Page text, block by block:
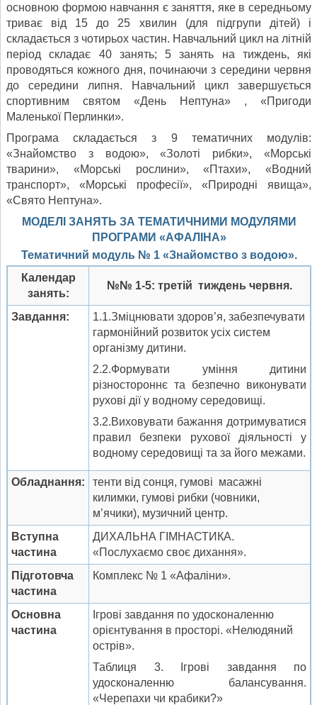
основною формою навчання є заняття, яке в середньому
триває від 15 до 25 хвилин (для підгрупи дітей) і
складається з чотирьох частин. Навчальний цикл на літній
період складає 40 занять; 5 занять на тиждень, які
проводяться кожного дня, починаючи з середини червня
до середини липня. Навчальний цикл завершується
спортивним святом «День Нептуна» , «Пригоди
Маленької Перлинки».
Програма складається з 9 тематичних модулів:
«Знайомство з водою», «Золоті рибки», «Морські
тварини», «Морські рослини», «Птахи», «Водний
транспорт», «Морські професії», «Природні явища»,
«Свято Нептуна».
МОДЕЛІ ЗАНЯТЬ ЗА ТЕМАТИЧНИМИ МОДУЛЯМИ
ПРОГРАМИ «АФАЛІНА»
Тематичний модуль № 1 «Знайомство з водою».
Календар
занять:
№№ 1-5: третій тиждень червня.
Завдання:
1.1.Зміцнювати здоров’я, забезпечувати
гармонійний розвиток усіх систем
організму дитини.
2.2.Формувати уміння дитини
різностороннє та безпечно виконувати
рухові дії у водному середовищі.
3.2.Виховувати бажання дотримуватися
правил безпеки рухової діяльності у
водному середовищі та за його межами.
Обладнання:
тенти від сонця, гумові масажні
килимки, гумові рибки (човники,
м’ячики), музичний центр.
Вступна
частина
ДИХАЛЬНА ГІМНАСТИКА.
«Послухаємо своє дихання».
Підготовча
частина
Комплекс № 1 «Афаліни».
Основна
частина
Ігрові завдання по удосконаленню
орієнтування в просторі. «Нелюдяний
острів».
Таблиця 3. Ігрові завдання по
удосконаленню балансування.
«Черепахи чи крабики?»